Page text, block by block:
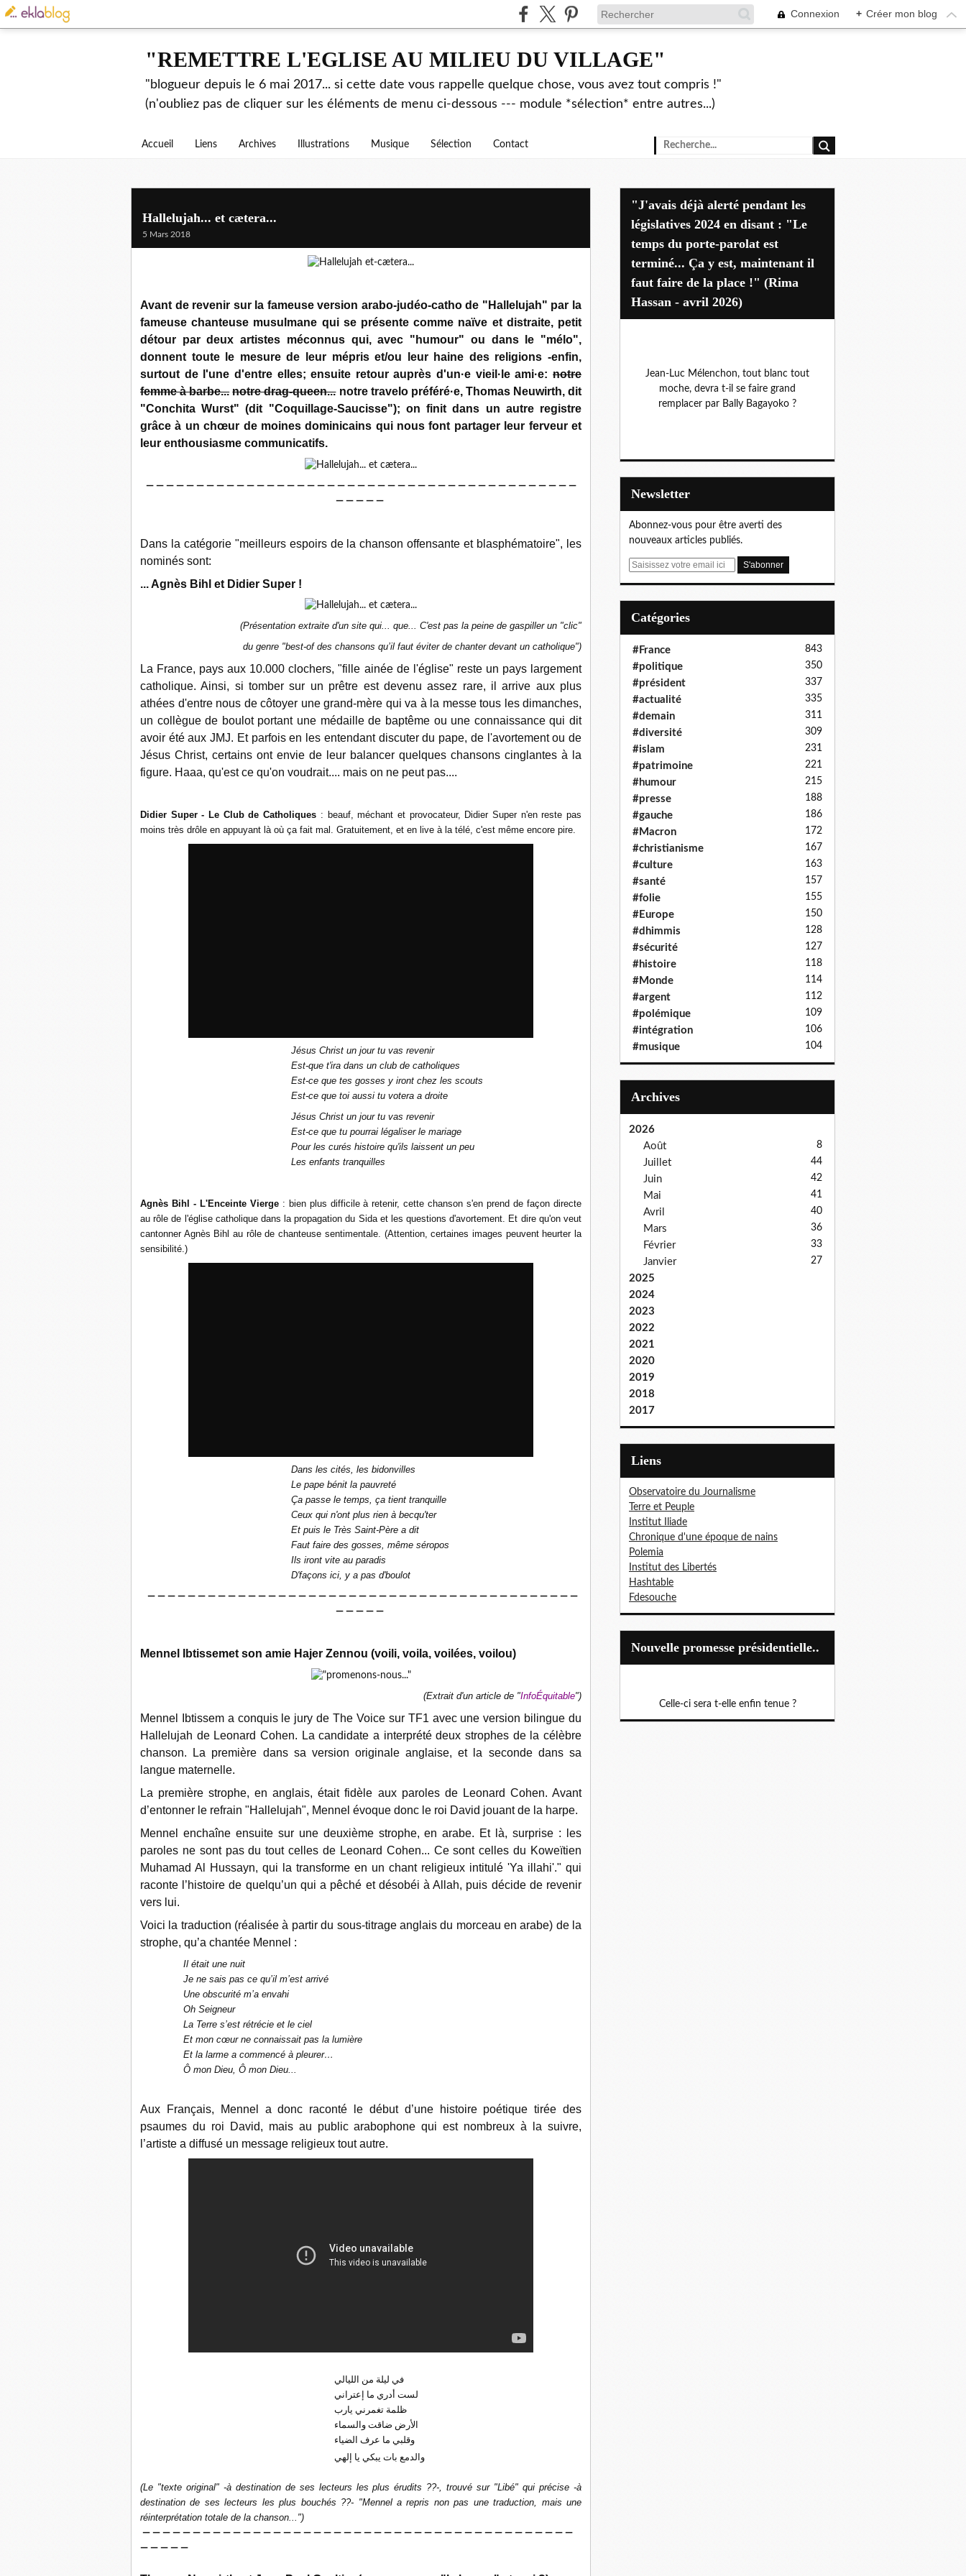
Connexion + Créer mon blog
"REMETTRE L'EGLISE AU MILIEU DU VILLAGE"
"blogueur depuis le 6 mai 2017... si cette date vous rappelle quelque chose, vous avez tout compris !"
(n'oubliez pas de cliquer sur les éléments de menu ci-dessous --- module *sélection* entre autres...)
Accueil Liens Archives Illustrations Musique Sélection Contact
Hallelujah... et cætera...
5 Mars 2018
Avant de revenir sur la fameuse version arabo-judéo-catho de "Hallelujah" par la
fameuse chanteuse musulmane qui se présente comme naïve et distraite, petit
détour par deux artistes méconnus qui, avec "humour" ou dans le "mélo",
donnent toute le mesure de leur mépris et/ou leur haine des religions -enfin,
surtout de l'une d'entre elles; ensuite retour auprès d'un·e vieil·le ami·e: notre
femme à barbe... notre drag-queen...notre travelo préféré·e, Thomas Neuwirth, dit
"Conchita Wurst" (dit "Coquillage-Saucisse"); on finit dans un autre registre
grâce à un chœur de moines dominicains qui nous font partager leur ferveur et
leur enthousiasme communicatifs.
— — — — — — — — — — — — — — — — — — — — — — — — — — — — — — — — — — — — — — — — — — —
— — — — —
Dans la catégorie "meilleurs espoirs de la chanson offensante et blasphématoire", les
nominés sont:
... Agnès Bihl et Didier Super !
(Présentation extraite d'un site qui... que... C'est pas la peine de gaspiller un "clic"
du genre "best-of des chansons qu’il faut éviter de chanter devant un catholique")
La France, pays aux 10.000 clochers, "fille ainée de l'église" reste un pays largement
catholique. Ainsi, si tomber sur un prêtre est devenu assez rare, il arrive aux plus
athées d'entre nous de côtoyer une grand-mère qui va à la messe tous les dimanches,
un collègue de boulot portant une médaille de baptême ou une connaissance qui dit
avoir été aux JMJ. Et parfois en les entendant discuter du pape, de l'avortement ou de
Jésus Christ, certains ont envie de leur balancer quelques chansons cinglantes à la
figure. Haaa, qu'est ce qu'on voudrait.... mais on ne peut pas....
Didier Super - Le Club de Catholiques : beauf, méchant et provocateur, Didier Super n'en reste pas
moins très drôle en appuyant là où ça fait mal. Gratuitement, et en live à la télé, c'est même encore pire.
Jésus Christ un jour tu vas revenir
Est-que t'ira dans un club de catholiques
Est-ce que tes gosses y iront chez les scouts
Est-ce que toi aussi tu votera a droite
Jésus Christ un jour tu vas revenir
Est-ce que tu pourrai légaliser le mariage
Pour les curés histoire qu'ils laissent un peu
Les enfants tranquilles
Agnès Bihl - L'Enceinte Vierge: bien plus difficile à retenir, cette chanson s'en prend de façon directe
au rôle de l'église catholique dans la propagation du Sida et les questions d'avortement. Et dire qu'on veut
cantonner Agnès Bihl au rôle de chanteuse sentimentale. (Attention, certaines images peuvent heurter la
sensibilité.)
Dans les cités, les bidonvilles
Le pape bénit la pauvreté
Ça passe le temps, ça tient tranquille
Ceux qui n'ont plus rien à becqu'ter
Et puis le Très Saint-Père a dit
Faut faire des gosses, même séropos
Ils iront vite au paradis
D'façons ici, y a pas d'boulot
— — — — — — — — — — — — — — — — — — — — — — — — — — — — — — — — — — — — — — — — — — —
— — — — —
Mennel Ibtissemet son amie Hajer Zennou (voili, voila, voilées, voilou)
(Extrait d'un article de "InfoÉquitable")
Mennel Ibtissem a conquis le jury de The Voice sur TF1 avec une version bilingue du
Hallelujah de Leonard Cohen. La candidate a interprété deux strophes de la célèbre
chanson. La première dans sa version originale anglaise, et la seconde dans sa
langue maternelle.
La première strophe, en anglais, était fidèle aux paroles de Leonard Cohen. Avant
d’entonner le refrain "Hallelujah", Mennel évoque donc le roi David jouant de la harpe.
Mennel enchaîne ensuite sur une deuxième strophe, en arabe. Et là, surprise : les
paroles ne sont pas du tout celles de Leonard Cohen... Ce sont celles du Koweïtien
Muhamad Al Hussayn, qui la transforme en un chant religieux intitulé 'Ya illahi'." qui
raconte l’histoire de quelqu’un qui a pêché et désobéi à Allah, puis décide de revenir
vers lui.
Voici la traduction (réalisée à partir du sous-titrage anglais du morceau en arabe) de la
strophe, qu’a chantée Mennel :
Il était une nuit
Je ne sais pas ce qu’il m’est arrivé
Une obscurité m’a envahi
Oh Seigneur
La Terre s’est rétrécie et le ciel
Et mon cœur ne connaissait pas la lumière
Et la larme a commencé à pleurer…
Ô mon Dieu, Ô mon Dieu...
Aux Français, Mennel a donc raconté le début d’une histoire poétique tirée des
psaumes du roi David, mais au public arabophone qui est nombreux à la suivre,
l’artiste a diffusé un message religieux tout autre.
في ليلة من الليالي
لست أدري ما إعتراني
ظلمة تغمرني يارب
الأرض ضاقت والسماء
وقلبي ما عرف الضياء
والدمع بات يبكي يا إلهي
(Le "texte original" -à destination de ses lecteurs les plus érudits ??-, trouvé sur "Libé" qui précise -à
destination de ses lecteurs les plus bouchés ??- "Mennel a repris non pas une traduction, mais une
réinterprétation totale de la chanson...")
— — — — — — — — — — — — — — — — — — — — — — — — — — — — — — — — — — — — — — — — — — —
— — — — —
"J'avais déjà alerté pendant les
législatives 2024 en disant : "Le
temps du porte-parolat est
terminé... Ça y est, maintenant il
faut faire de la place !" (Rima
Hassan - avril 2026)
Jean-Luc Mélenchon, tout blanc tout
moche, devra t-il se faire grand
remplacer par Bally Bagayoko ?
Newsletter
Abonnez-vous pour être averti des
nouveaux articles publiés.
E
Catégories
#France 843
#politique 350
#président 337
#actualité 335
#demain 311
#diversité 309
#islam 231
#patrimoine 221
#humour 215
#presse 188
#gauche 186
#Macron 172
#christianisme 167
#culture 163
#santé 157
#folie 155
#Europe 150
#dhimmis 128
#sécurité 127
#histoire 118
#Monde 114
#argent 112
#polémique 109
#intégration 106
#musique 104
Archives
2026
Août
8
Juillet 44
Juin 42
Mai 41
Avril 40
Mars 36
Février 33
Janvier 27
2025
2024
2023
2022
2021
2020
2019
2018
2017
Liens
Observatoire du Journalisme
Terre et Peuple
Institut Iliade
Chronique d'une époque de nains
Polemia
Institut des Libertés
Hashtable
Fdesouche
Nouvelle promesse présidentielle..
Celle-ci sera t-elle enfin tenue ?